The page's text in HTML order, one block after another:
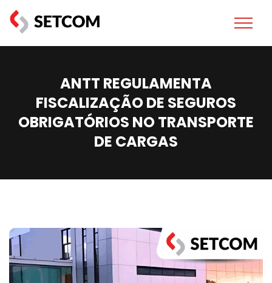
ANTT REGULAMENTA
FISCALIZAÇÃO DE SEGUROS
OBRIGATÓRIOS NO TRANSPORTE
DE CARGAS